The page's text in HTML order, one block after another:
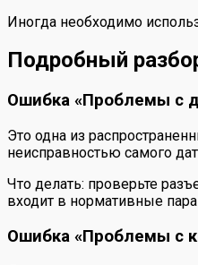
Иногда необходимо
Подробный
Ошибка «Проблемы с
Это одна из
неисправностью самого
Что делать: проверьте
входит в нормативные
Ошибка «Проблемы с